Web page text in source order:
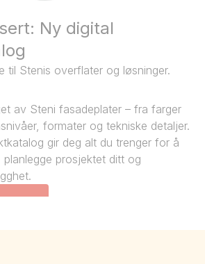
Ny digital
til Stenis overflater og løsninger.
av Steni fasadeplater – fra farger
formater og tekniske detaljer.
gir deg alt du trenger for å
prosjektet ditt og